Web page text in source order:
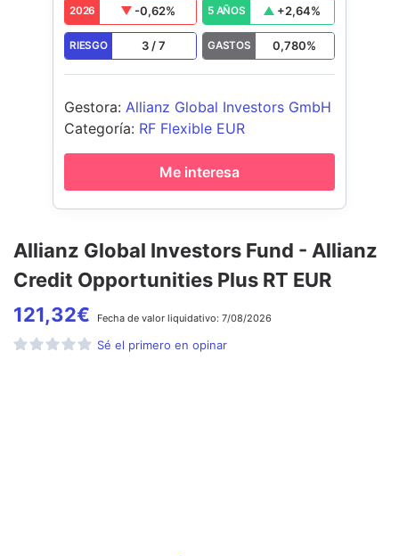
Allianz Global Investors Fund - Allianz
Credit Opportunities Plus RT EUR
121,32€ Fecha de valor liquidativo: 7/08/2026
Sé el primero en opinar
2026 -0,62% 5 AÑOS +2,64%
RIESGO 3 /7 GASTOS 0,780%
Gestora: Allianz Global Investors GmbH
Categoría: RF Flexible EUR
Me interesa